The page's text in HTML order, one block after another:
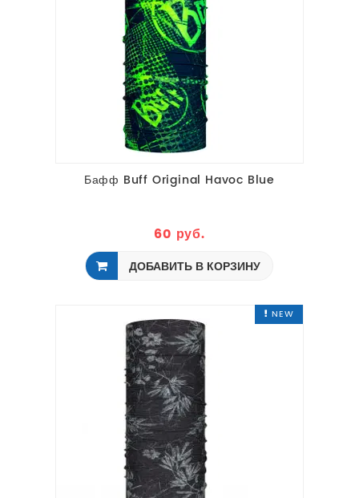
Бафф Buff Original Havoc Blue
60 руб.
ДОБАВИТЬ В КОРЗИНУ
NEW